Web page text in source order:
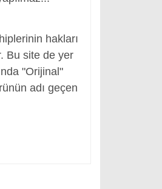
hakları
Bu site de yer
"Orijinal"
adı geçen